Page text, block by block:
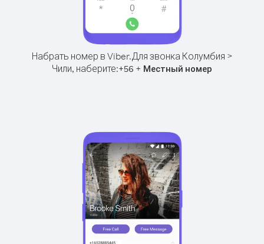
Набрать номер в Viber.Для звонка Колумбия >
Чили, наберите:+56 + Местный номер